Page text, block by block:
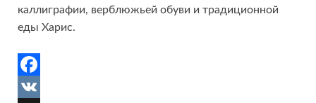
каллиграфии, верблюжьей обуви и традиционной
еды Харис.
F